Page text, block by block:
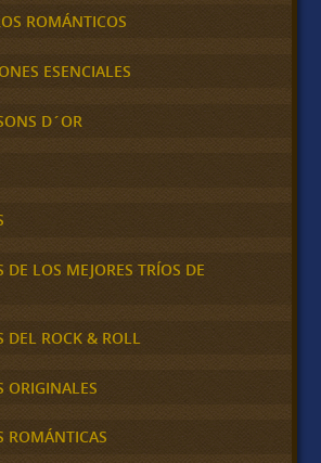
ROMÁNTICOS
ESENCIALES
D´OR
DE LOS MEJORES TRÍOS DE
DEL ROCK & ROLL
ORIGINALES
ROMÁNTICAS